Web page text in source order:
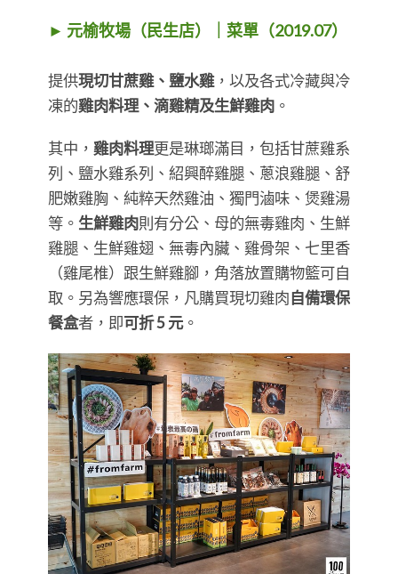
► 元榆牧場（民生店）｜菜單（2019.07）
提供現切甘蔗雞、鹽水雞，以及各式冷藏與冷
凍的雞肉料理、滴雞精及生鮮雞肉 。
其中， 雞肉料理更是琳瑯滿目，包括甘蔗雞系
列、鹽水雞系列、紹興醉雞腿、蔥浪雞腿、舒
肥嫩雞胸、純粹天然雞油、獨門滷味、煲雞湯
等。 生鮮雞肉則有分公、母的無毒雞肉、生鮮
雞腿、生鮮雞翅、無毒內臟、雞骨架、七里香
（雞尾椎）跟生鮮雞腳，角落放置購物籃可自
取。另為響應環保，凡購買現切雞肉自備環保
餐盒者，即可折 5 元。